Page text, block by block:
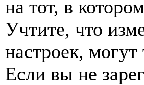
на тот, в
Учтите, что
настроек, могут
Если вы не